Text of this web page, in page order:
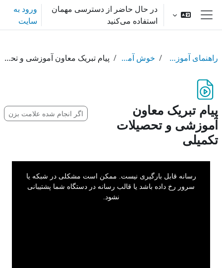
پرش به محتوای اصلی
پنل کناری
در حال حاضر از دسترسی مهمان
استفاده می‌کنید
ورود به
سایت
راهنمای آموزشی همه خوش آمد گویی پیام تبریک معاون آموزشی و تحصیلات تکمیلی
پیام تبریک معاون
آموزشی و تحصیلات
تکمیلی
اگر انجام شده علامت بزن
رسانه قابل بارگیری نیست. ممکن است مشکلی در شبکه یا
سرور رخ داده باشد یا قالب رسانه در دستگاه شما پشتیبانی
نشود.